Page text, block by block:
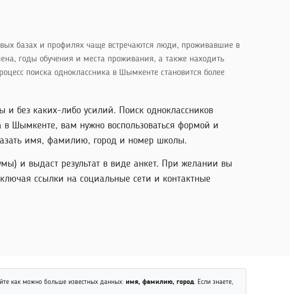
базах и профилях чаще встречаются люди, проживавшие в
годы обучения и места проживания, а также находить
поиска одноклассника в Шымкенте становится более
без каких-либо усилий. Поиск одноклассников
в Шымкенте, вам нужно воспользоваться формой и
имя, фамилию, город и номер школы.
и выдаст результат в виде анкет. При желании вы
ссылки на социальные сети и контактные
как можно больше известных данных: имя, фамилию, город . Если знаете,